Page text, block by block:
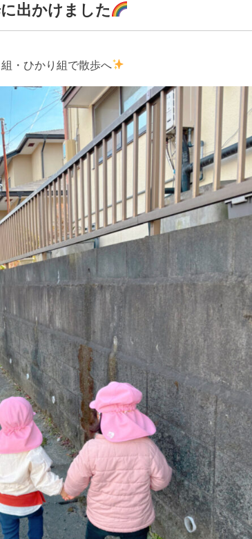
出かけました
・ひかり組で散歩へ